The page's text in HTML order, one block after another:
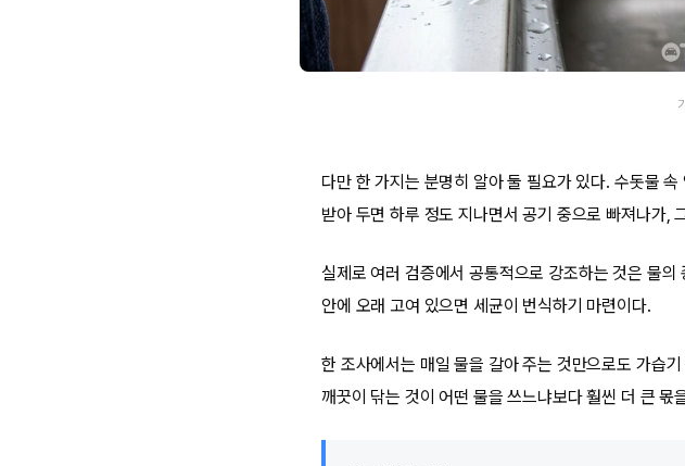
다만 한 가지는 분명히 알아 둘 필요가 있다. 수돗물
받아 두면 하루 정도 지나면서 공기 중으로 빠져나가,
실제로 여러 검증에서 공통적으로 강조하는 것은 물
안에 오래 고여 있으면 세균이 번식하기 마련이다.
한 조사에서는 매일 물을 갈아 주는 것만으로도 가습
깨끗이 닦는 것이 어떤 물을 쓰느냐보다 훨씬 더 큰 몫